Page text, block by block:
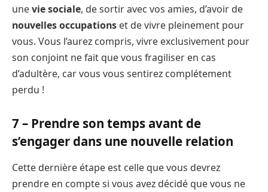
unevie sociale, de sortir avec vos amies, d’avoir de
nouvelles occupations et de vivre pleinement pour
vous. Vous l’aurez compris, vivre exclusivement pour
son conjoint ne fait que vous fragiliser en cas
d’adultère, car vous vous sentirez complétement
perdu !
7 – Prendre son temps avant de
s’engager dans une nouvelle relation
Cette dernière étape est celle que vous devrez
prendre en compte si vous avez décidé que vous ne